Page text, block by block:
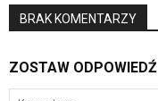
BRAK KOMENTARZY
ZOSTAW ODPOWIEDŹ